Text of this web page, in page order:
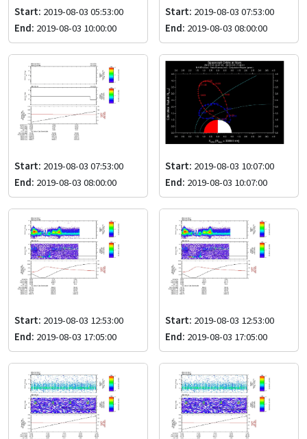
Start: 2019-08-03 05:53:00
End: 2019-08-03 10:00:00
Start: 2019-08-03 07:53:00
End: 2019-08-03 08:00:00
Start: 2019-08-03 07:53:00
End: 2019-08-03 08:00:00
Start: 2019-08-03 10:07:00
End: 2019-08-03 10:07:00
Start: 2019-08-03 12:53:00
End: 2019-08-03 17:05:00
Start: 2019-08-03 12:53:00
End: 2019-08-03 17:05:00